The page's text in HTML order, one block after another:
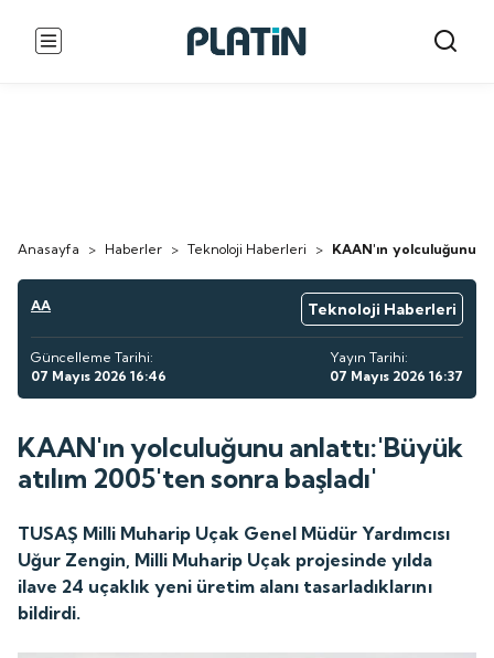
Anasayfa > Haberler > Teknoloji Haberleri > KAAN'ın yolculuğunu
AA Teknoloji Haberleri
Güncelleme Tarihi:
07 Mayıs 2026 16:46
Yayın Tarihi:
07 Mayıs 2026 16:37
KAAN'ın yolculuğunu anlattı:'Büyük
atılım 2005'ten sonra başladı'
TUSAŞ Milli Muharip Uçak Genel Müdür Yardımcısı
Uğur Zengin, Milli Muharip Uçak projesinde yılda
ilave 24 uçaklık yeni üretim alanı tasarladıklarını
bildirdi.